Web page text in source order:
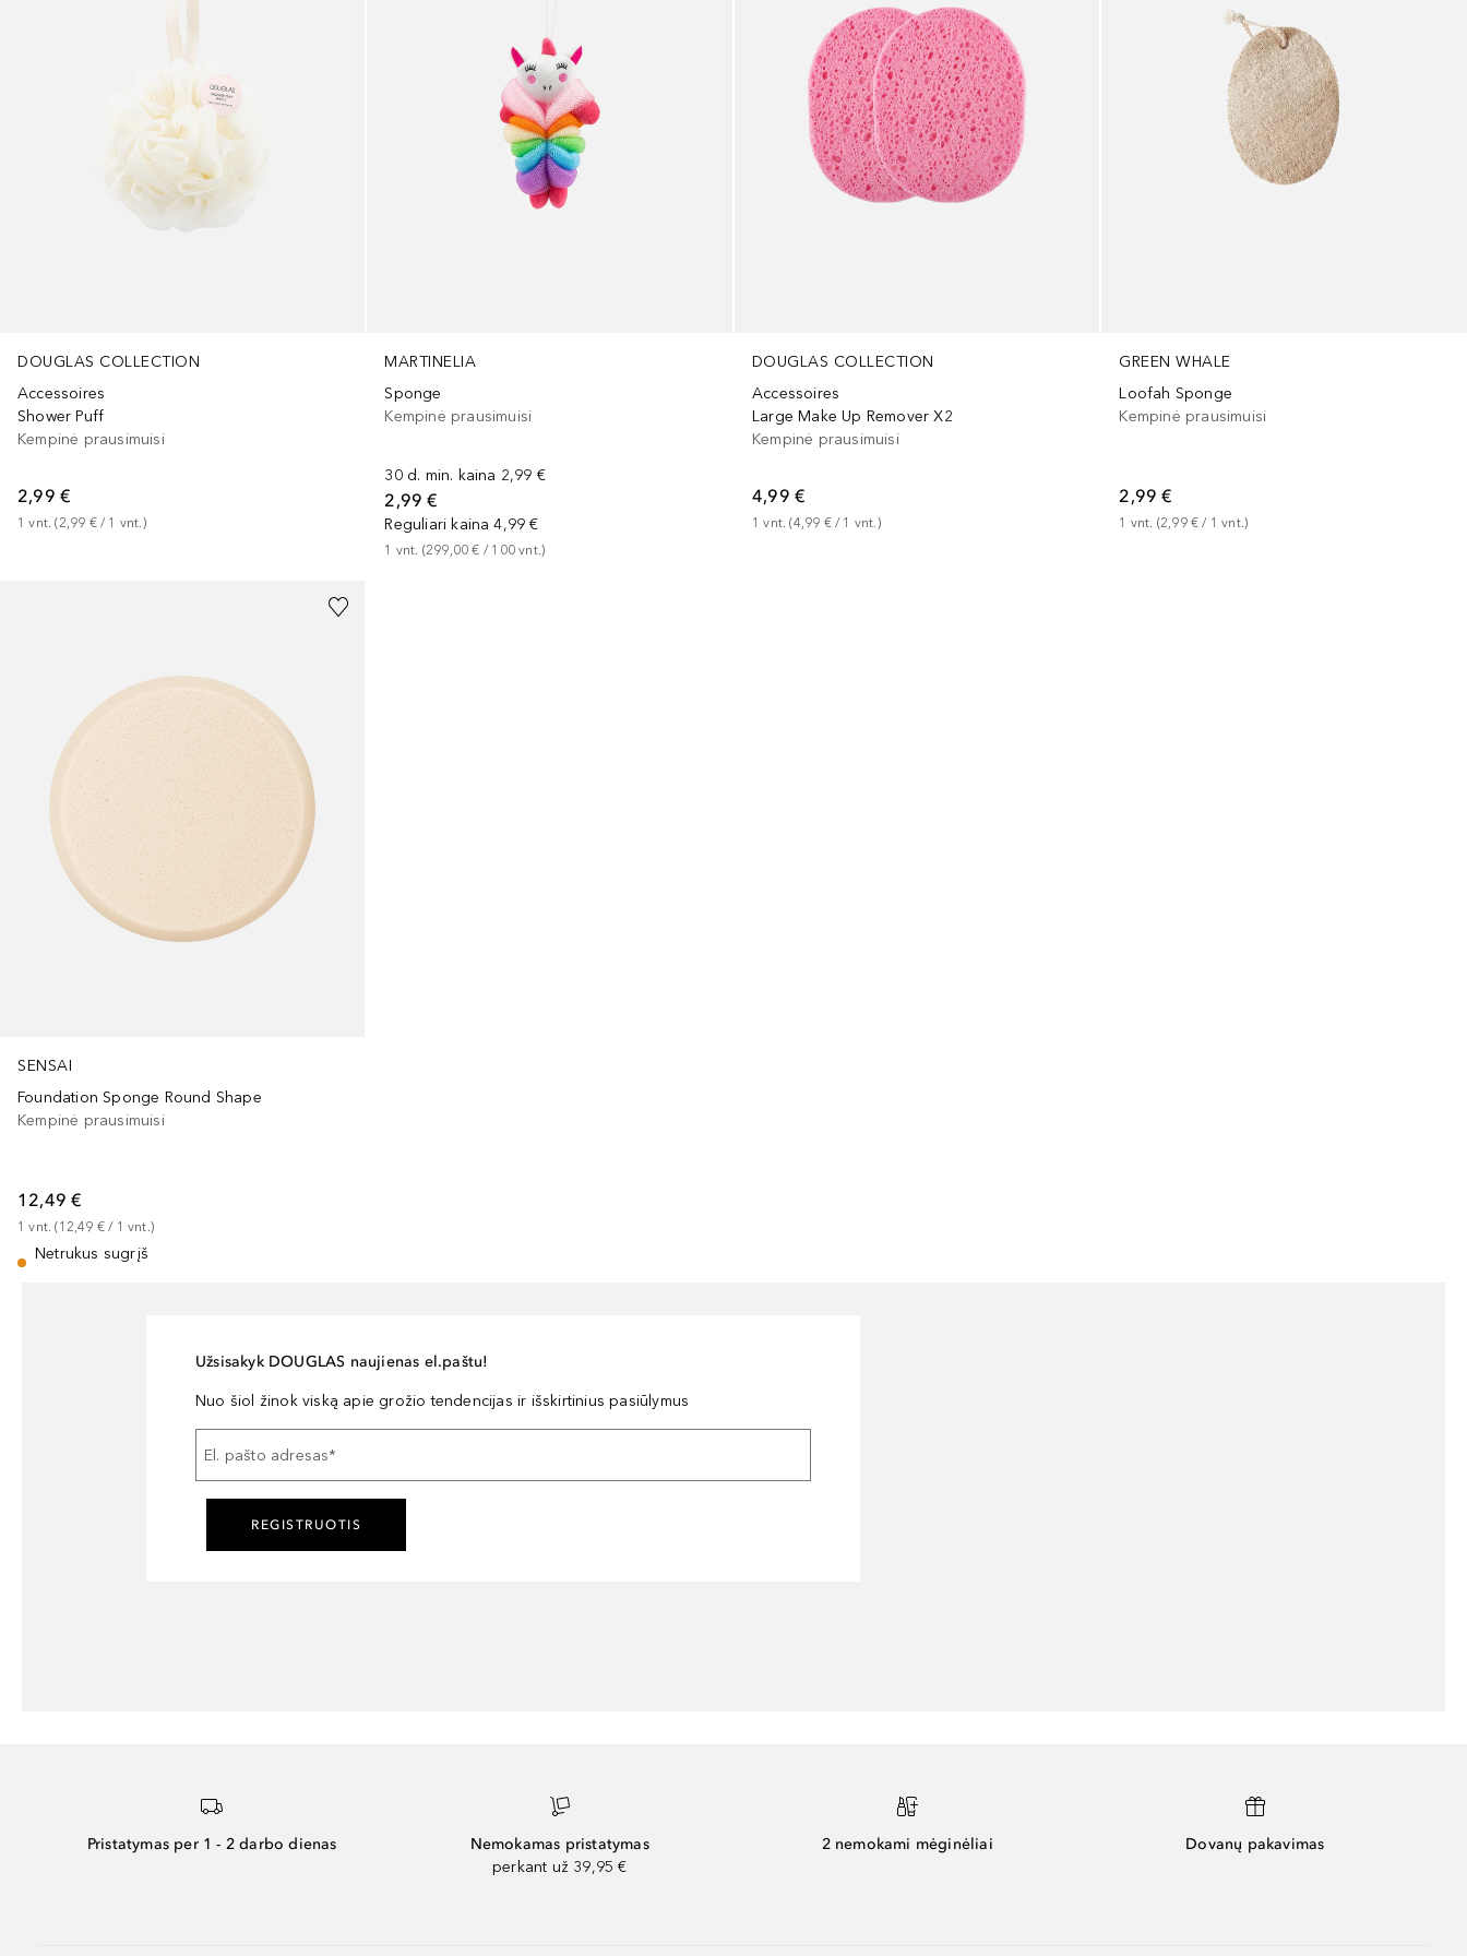
DOUGLAS COLLECTION
Accessoires
Shower Puff
Kempinė prausimuisi
2,99 €
1 vnt. (2,99 € / 1 vnt.)
MARTINELIA
Sponge
Kempinė prausimuisi
30 d. min. kaina 2,99 €
2,99 €
Reguliari kaina 4,99 €
1 vnt. (299,00 € / 100 vnt.)
DOUGLAS COLLECTION
Accessoires
Large Make Up Remover X2
Kempinė prausimuisi
4,99 €
1 vnt. (4,99 € / 1 vnt.)
GREEN WHALE
Loofah Sponge
Kempinė prausimuisi
2,99 €
1 vnt. (2,99 € / 1 vnt.)
SENSAI
Foundation Sponge Round Shape
Kempinė prausimuisi
12,49 €
1 vnt. (12,49 € / 1 vnt.)
Netrukus sugrįš
Užsisakyk DOUGLAS naujienas el.paštu!
Nuo šiol žinok viską apie grožio tendencijas ir išskirtinius pasiūlymus
El. pašto adresas*
REGISTRUOTIS
Pristatymas per 1 - 2 darbo dienas
Nemokamas pristatymas
perkant už 39,95 €
2 nemokami mėginėliai Dovanų pakavimas